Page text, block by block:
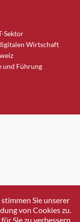
Sektor
Wirtschaft
und Führung
Sie unserer
von Cookies zu.
Sie zu verbessern.